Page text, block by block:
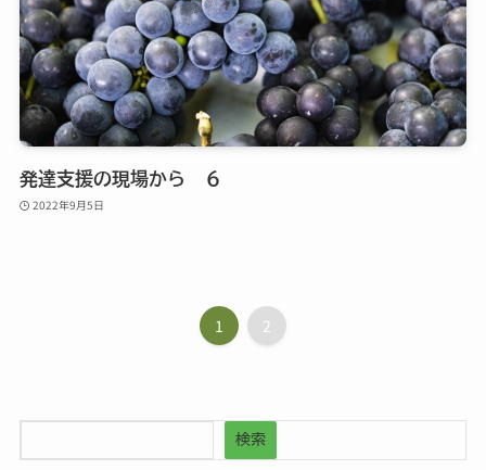
発達支援の現場から ６
2022年9月5日
1 2
検索